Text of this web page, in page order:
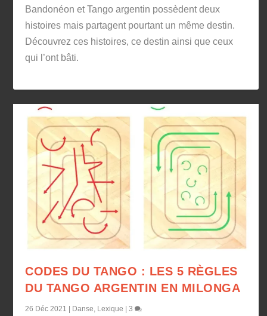
Bandonéon et Tango argentin possèdent deux
histoires mais partagent pourtant un même destin.
Découvrez ces histoires, ce destin ainsi que ceux
qui l’ont bâti.
CODES DU TANGO : LES 5 RÈGLES
DU TANGO ARGENTIN EN MILONGA
26 Déc 2021 Danse, Lexique |3